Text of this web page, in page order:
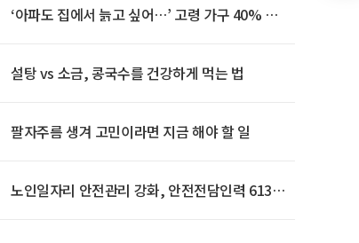
‘아파도 집에서 늙고 싶어…’ 고령 가구 40% 노
설탕 vs 소금, 콩국수를 건강하게 먹는 법
팔자주름 생겨 고민이라면 지금 해야 할 일
노인일자리 안전관리 강화, 안전전담인력 613명